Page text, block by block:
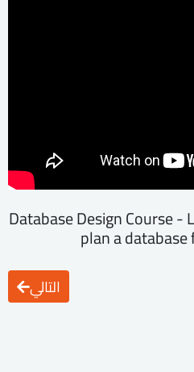
Database Design Course
plan a
التالي